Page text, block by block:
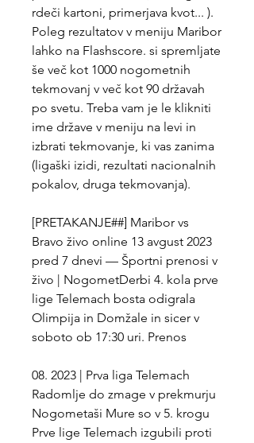
rdeči kartoni, primerjava kvot... ).
Poleg rezultatov v meniju Maribor
lahko na Flashscore. si spremljate
še več kot 1000 nogometnih
tekmovanj v več kot 90 državah
po svetu. Treba vam je le klikniti
ime države v meniju na levi in
izbrati tekmovanje, ki vas zanima
(ligaški izidi, rezultati nacionalnih
pokalov, druga tekmovanja).
[PRETAKANJE##] Maribor vs
Bravo živo online 13 avgust 2023
pred 7 dnevi — Športni prenosi v
živo | NogometDerbi 4. kola prve
lige Telemach bosta odigrala
Olimpija in Domžale in sicer v
soboto ob 17:30 uri. Prenos
08. 2023 | Prva liga Telemach
Radomlje do zmage v prekmurju
Nogometaši Mure so v 5. krogu
Prve lige Telemach izgubili proti